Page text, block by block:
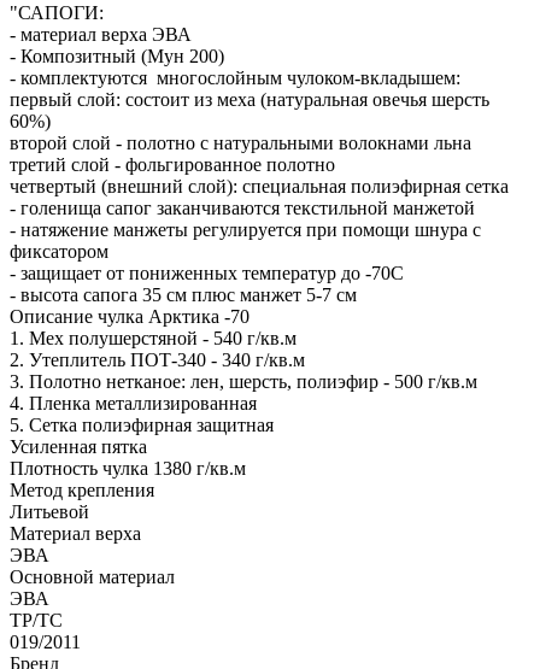
"САПОГИ:
- материал верха ЭВА
- Композитный (Мун 200)
- комплектуются многослойным чулоком-вкладышем:
первый слой: состоит из меха (натуральная овечья шерсть
60%)
второй слой - полотно с натуральными волокнами льна
третий слой - фольгированное полотно
четвертый (внешний слой): специальная полиэфирная сетка
- голенища сапог заканчиваются текстильной манжетой
- натяжение манжеты регулируется при помощи шнура с
фиксатором
- защищает от пониженных температур до -70С
- высота сапога 35 см плюс манжет 5-7 см
Описание чулка Арктика -70
1. Мех полушерстяной - 540 г/кв.м
2. Утеплитель ПОТ-340 - 340 г/кв.м
3. Полотно нетканое: лен, шерсть, полиэфир - 500 г/кв.м
4. Пленка металлизированная
5. Сетка полиэфирная защитная
Усиленная пятка
Плотность чулка 1380 г/кв.м
Метод крепления
Литьевой
Материал верха
ЭВА
Оcновной материал
ЭВА
ТР/ТС
019/2011
Бренд